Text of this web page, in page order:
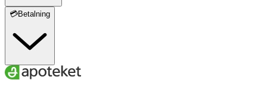
💳Betalning